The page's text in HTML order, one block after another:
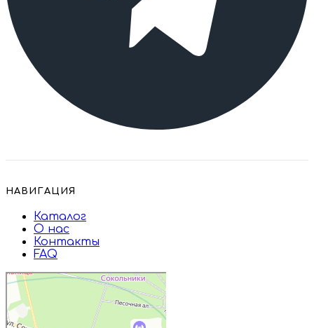
НАВИГАЦИЯ
Каталог
О нас
Контакты
FAQ
Дружба
Пищевые ингредиенты и специи в
Москве
Магазин подарков и сувениров в
Москве